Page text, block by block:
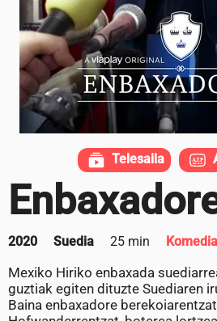
2020 Suedia 25 min Komedia
Mexiko Hiriko enbaxada
guztiak egiten dituzte Suediaren
Baina enbaxadore
Telesaila